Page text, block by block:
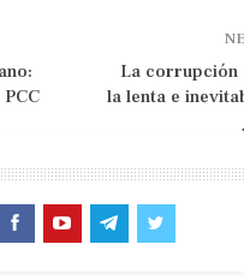
vuelta electoral,
respaldo popular
abanderado de la
se resistía apoyar a la
Lo mismo que
opuesto, con la elección de
La corrupción
la lenta e